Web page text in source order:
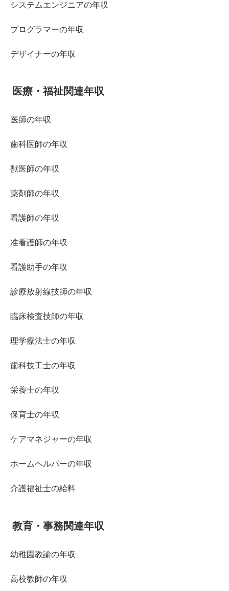
システムエンジニアの年収
プログラマーの年収
デザイナーの年収
医療・福祉関連年収
医師の年収
歯科医師の年収
獣医師の年収
薬剤師の年収
看護師の年収
准看護師の年収
看護助手の年収
診療放射線技師の年収
臨床検査技師の年収
理学療法士の年収
歯科技工士の年収
栄養士の年収
保育士の年収
ケアマネジャーの年収
ホームヘルパーの年収
介護福祉士の給料
教育・事務関連年収
幼稚園教諭の年収
高校教師の年収